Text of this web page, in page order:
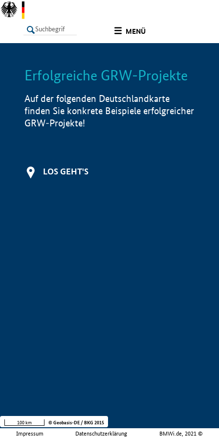
MENÜ
LISTE Info
Erfolgreiche GRW-Projekte
Auf der folgenden Deutschlandkarte
finden Sie konkrete Beispiele erfolgreicher
GRW-Projekte!
LOS GEHT'S
Impressum Datenschutzerklärung BMWi.de, 2021 ©
100 km © Geobasis-DE / BKG 2015